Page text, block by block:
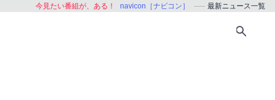
今見たい番組が、ある！ navicon［ナビコン］ 最新ニュース一覧